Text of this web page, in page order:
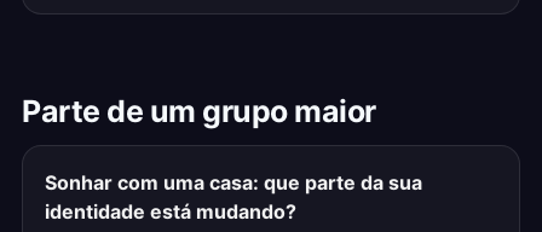
Parte de um grupo maior
Sonhar com uma casa: que parte da sua
identidade está mudando?